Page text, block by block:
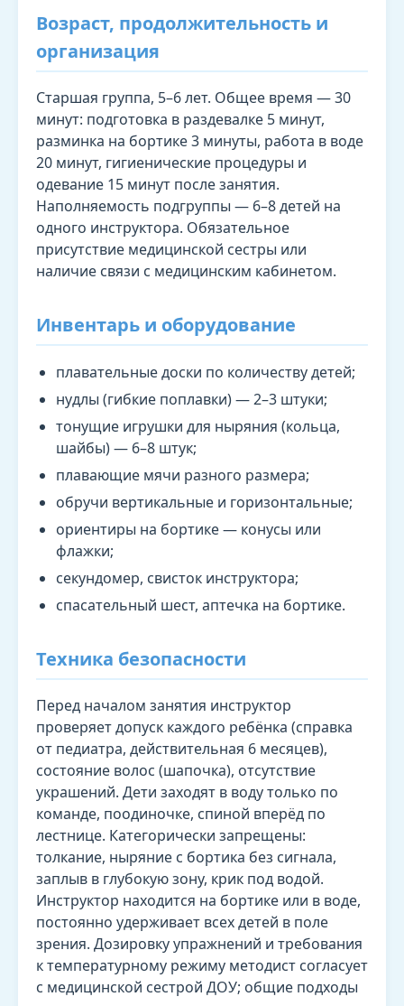
Возраст, продолжительность и
организация
Старшая группа, 5–6 лет. Общее время — 30
минут: подготовка в раздевалке 5 минут,
разминка на бортике 3 минуты, работа в воде
20 минут, гигиенические процедуры и
одевание 15 минут после занятия.
Наполняемость подгруппы — 6–8 детей на
одного инструктора. Обязательное
присутствие медицинской сестры или
наличие связи с медицинским кабинетом.
Инвентарь и оборудование
плавательные доски по количеству детей;
нудлы (гибкие поплавки) — 2–3 штуки;
тонущие игрушки для ныряния (кольца,
шайбы) — 6–8 штук;
плавающие мячи разного размера;
обручи вертикальные и горизонтальные;
ориентиры на бортике — конусы или
флажки;
секундомер, свисток инструктора;
спасательный шест, аптечка на бортике.
Техника безопасности
Перед началом занятия инструктор
проверяет допуск каждого ребёнка (справка
от педиатра, действительная 6 месяцев),
состояние волос (шапочка), отсутствие
украшений. Дети заходят в воду только по
команде, поодиночке, спиной вперёд по
лестнице. Категорически запрещены:
толкание, ныряние с бортика без сигнала,
заплыв в глубокую зону, крик под водой.
Инструктор находится на бортике или в воде,
постоянно удерживает всех детей в поле
зрения. Дозировку упражнений и требования
к температурному режиму методист согласует
с медицинской сестрой ДОУ; общие подходы